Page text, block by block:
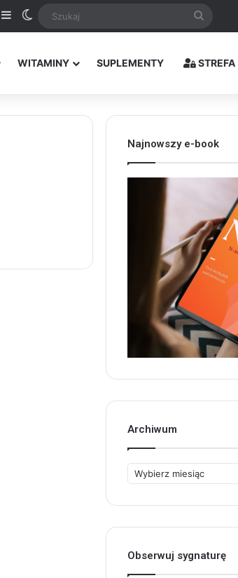
Article
SidebarSwitch skin
WITAMINY SUPLEMENTY STREFA
Najnowszy e-book
Archiwum
Archiwum
Obserwuj sygnaturę